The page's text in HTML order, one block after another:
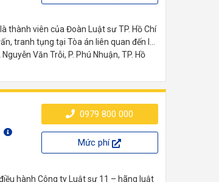
thành viên của Đoàn Luật sư TP. Hồ Chí
tranh tụng tại Tòa án liên quan đến l...
Văn Trỗi, P. Phú Nhuận, TP. Hồ
0979 800 000
Mức phí
hành Công ty Luật sư 11 – hãng luật